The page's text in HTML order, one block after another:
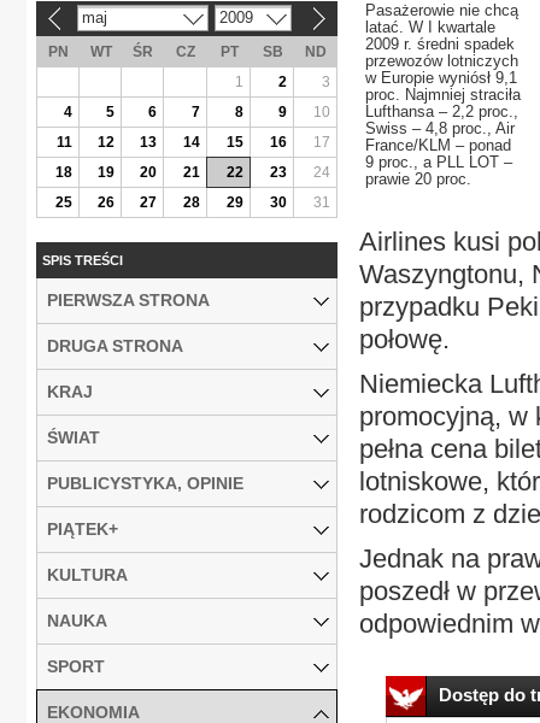
Pasażerowie nie chcą
latać. W I kwartale
2009 r. średni spadek
przewozów lotniczych
w Europie wyniósł 9,1
proc. Najmniej straciła
Lufthansa – 2,2 proc.,
Swiss – 4,8 proc., Air
France/KLM – ponad
9 proc., a PLL LOT –
prawie 20 proc.
Airlines kusi
Waszyngtonu,
przypadku
połowę.
Niemiecka
promocyjną, w
pełna cena
lotniskowe,
rodzicom z
Jednak na
poszedł w
odpowiednim
Dostęp do
maj 2009
PN WT ŚR CZ PT SB
ND
1
2
3
4
5 6 7 8 9
10
11
12 13 14 15 16
17
18
19 20 21 22 23
24
25
26 27 28 29 30 31
SPIS TREŚCI
PIERWSZA STRONA
DRUGA STRONA
KRAJ
ŚWIAT
PUBLICYSTYKA, OPINIE
PIĄTEK+
KULTURA
NAUKA
SPORT
EKONOMIA